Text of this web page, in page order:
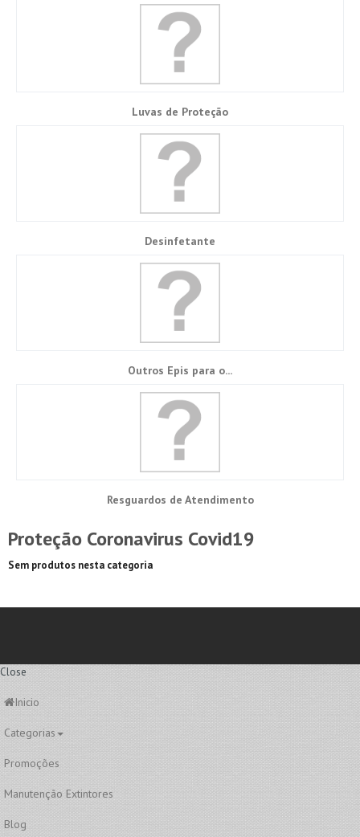
Luvas de Proteção
Desinfetante
Outros Epis para o...
Resguardos de Atendimento
Proteção Coronavirus Covid19
Sem produtos nesta categoria
Close
Inicio
Categorias
Promoções
Manutenção Extintores
Blog